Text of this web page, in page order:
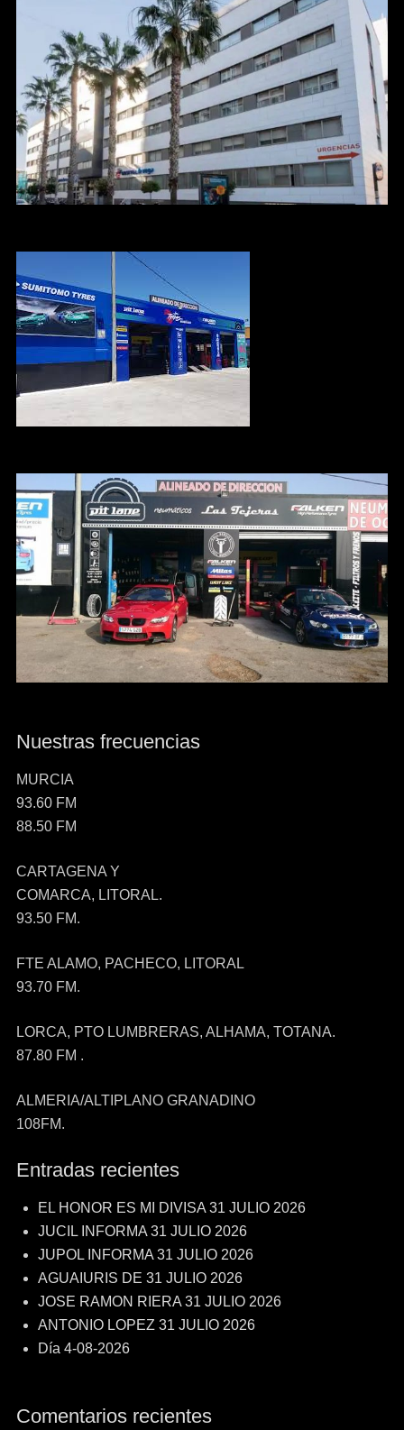
Nuestras frecuencias
MURCIA
93.60 FM
88.50 FM
CARTAGENA Y
COMARCA, LITORAL.
93.50 FM.
FTE ALAMO, PACHECO, LITORAL
93.70 FM.
LORCA, PTO LUMBRERAS, ALHAMA, TOTANA.
87.80 FM .
ALMERIA/ALTIPLANO GRANADINO
108FM.
Entradas recientes
EL HONOR ES MI DIVISA 31 JULIO 2026
JUCIL INFORMA 31 JULIO 2026
JUPOL INFORMA 31 JULIO 2026
AGUAIURIS DE 31 JULIO 2026
JOSE RAMON RIERA 31 JULIO 2026
ANTONIO LOPEZ 31 JULIO 2026
Día 4-08-2026
Comentarios recientes